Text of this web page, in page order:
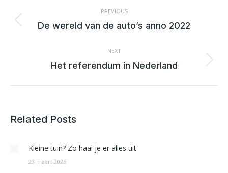
NAVIGATION
PREVIOUS
Previous
De wereld van de auto’s anno 2022
NEXT
Next
Het referendum in Nederland
Related Posts
Kleine tuin? Zo haal je er alles uit
23 maart 2026